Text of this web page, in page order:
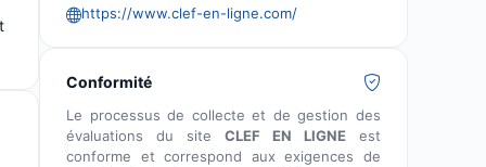
https://www.clef-en-ligne.com/
Conformité
Le processus de collecte et de gestion des
évaluations du site CLEF EN LIGNE est
conforme et correspond aux exigences de